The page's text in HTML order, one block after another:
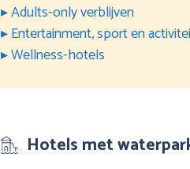
▸ Adults-only verblijven
▸ Entertainment, sport en
▸ Wellness-hotels
Hotels met